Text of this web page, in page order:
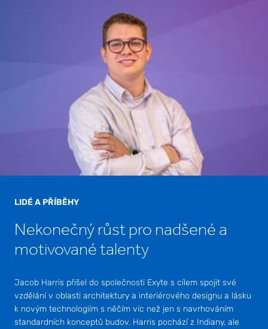
LIDÉ A PŘÍBĚHY
Nekonečný růst pro nadšené a
motivované talenty
Jacob Harris přišel do společnosti Exyte s cílem spojit své
vzdělání v oblasti architektury a interiérového designu a lásku
k novým technologiím s něčím víc než jen s navrhováním
standardních konceptů budov. Harris pochází z Indiany, ale